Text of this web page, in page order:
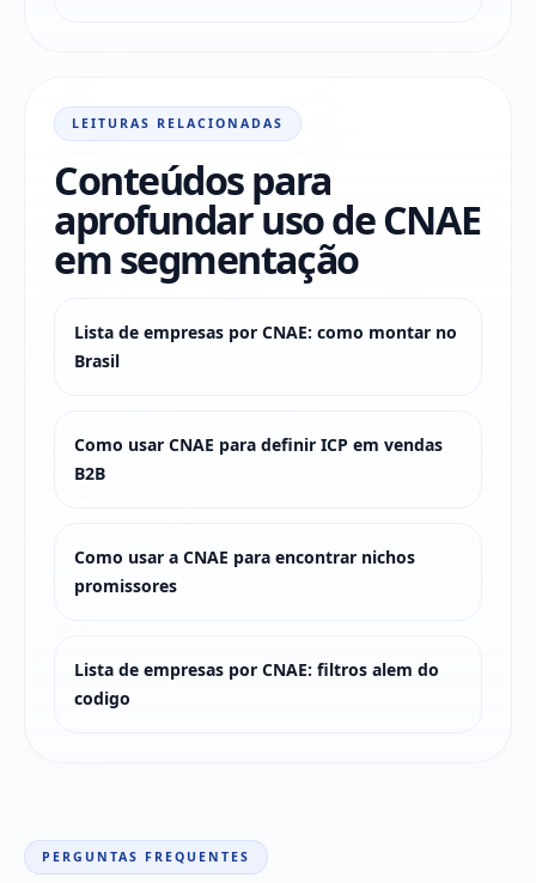
LEITURAS RELACIONADAS
Conteúdos para
aprofundar uso de CNAE
em segmentação
Lista de empresas por CNAE: como montar no
Brasil
Como usar CNAE para definir ICP em vendas
B2B
Como usar a CNAE para encontrar nichos
promissores
Lista de empresas por CNAE: filtros alem do
codigo
PERGUNTAS FREQUENTES